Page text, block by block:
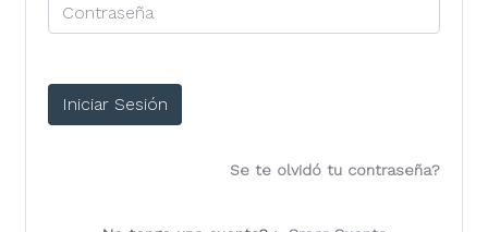
Iniciar Sesión
Se te olvidó tu contraseña?